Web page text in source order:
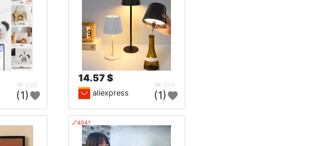
296
(1)
14.57 $
296
aliexpress (1)
🔗404?